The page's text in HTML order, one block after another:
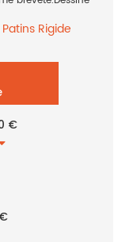
Patins Rigide
€